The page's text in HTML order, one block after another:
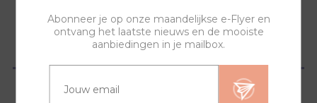
OVERZICHT
SPECIFICATIES
Abonneer je op onze maandelijkse e-Flyer en
ontvang het laatste nieuws en de mooiste
aanbiedingen in je mailbox.